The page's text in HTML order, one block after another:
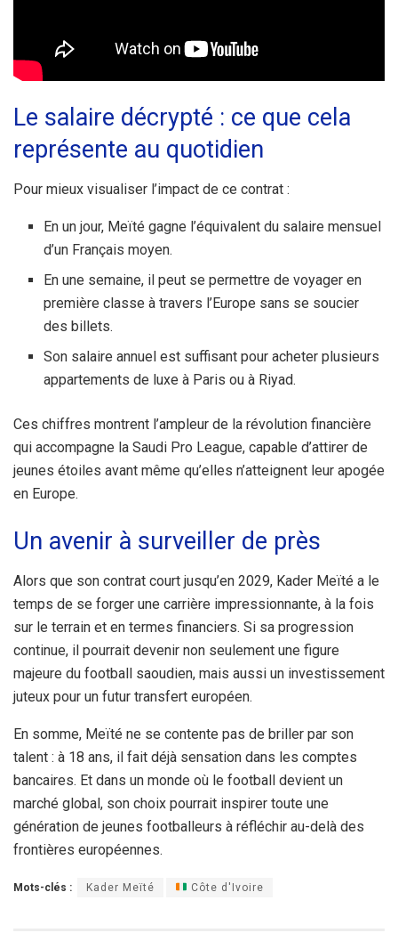
Le salaire décrypté : ce que cela
représente au quotidien
Pour mieux visualiser l’impact de ce contrat :
En un jour, Meïté gagne l’équivalent du salaire mensuel
d’un Français moyen.
En une semaine, il peut se permettre de voyager en
première classe à travers l’Europe sans se soucier
des billets.
Son salaire annuel est suffisant pour acheter plusieurs
appartements de luxe à Paris ou à Riyad.
Ces chiffres montrent l’ampleur de la révolution financière
qui accompagne la Saudi Pro League, capable d’attirer de
jeunes étoiles avant même qu’elles n’atteignent leur apogée
en Europe.
Un avenir à surveiller de près
Alors que son contrat court jusqu’en 2029, Kader Meïté a le
temps de se forger une carrière impressionnante, à la fois
sur le terrain et en termes financiers. Si sa progression
continue, il pourrait devenir non seulement une figure
majeure du football saoudien, mais aussi un investissement
juteux pour un futur transfert européen.
En somme, Meïté ne se contente pas de briller par son
talent : à 18 ans, il fait déjà sensation dans les comptes
bancaires. Et dans un monde où le football devient un
marché global, son choix pourrait inspirer toute une
génération de jeunes footballeurs à réfléchir au-delà des
frontières européennes.
Mots-clés : Kader Meïté Côte d'Ivoire